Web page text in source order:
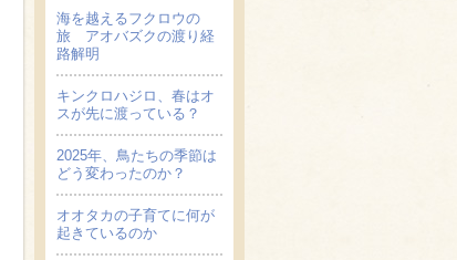
海を越えるフクロウの
旅 アオバズクの渡り経
路解明
キンクロハジロ、春はオ
スが先に渡っている？
2025年、鳥たちの季節は
どう変わったのか？
オオタカの子育てに何が
起きているのか